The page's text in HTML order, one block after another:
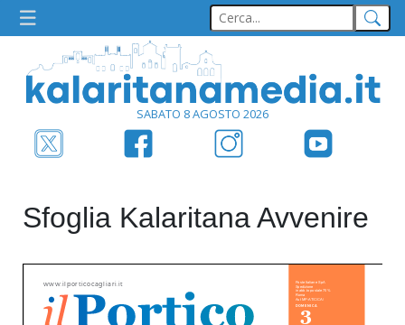
SABATO 8 AGOSTO 2026
Sfoglia Kalaritana Avvenire